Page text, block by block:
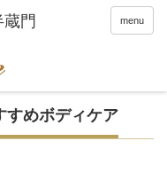
menu
すめボディケア